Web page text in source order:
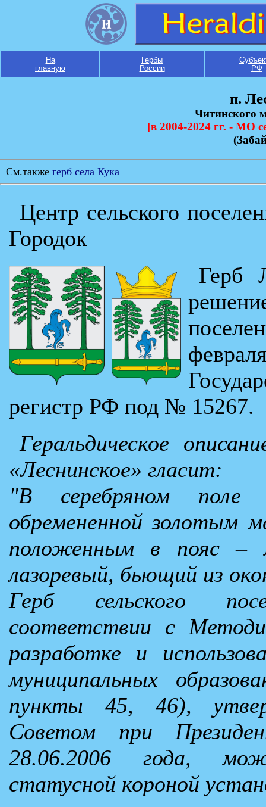
На
главную
Гербы
России
РФ
п.
Читинского
[в 2004-2024 гг. - МО
См.также герб села Кука
Центр сельского
Городок
Герб
регистр РФ под № 15267.
Геральдическое
«Леснинское» гласит:
"В серебряном поле
обремененной золотым
положенным в пояс –
лазоревый, бьющий из
Герб сельского
соответствии с
разработке и
муниципальных
пункты 45, 46),
Советом при
28.06.2006 года,
статусной короной